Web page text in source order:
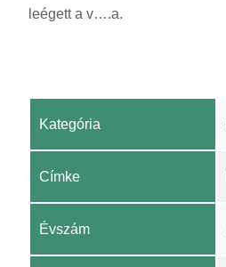
leégett a v….a.
Kategória
Címke
Évszám